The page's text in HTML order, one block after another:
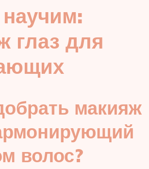
глаз для
макияж
волос?